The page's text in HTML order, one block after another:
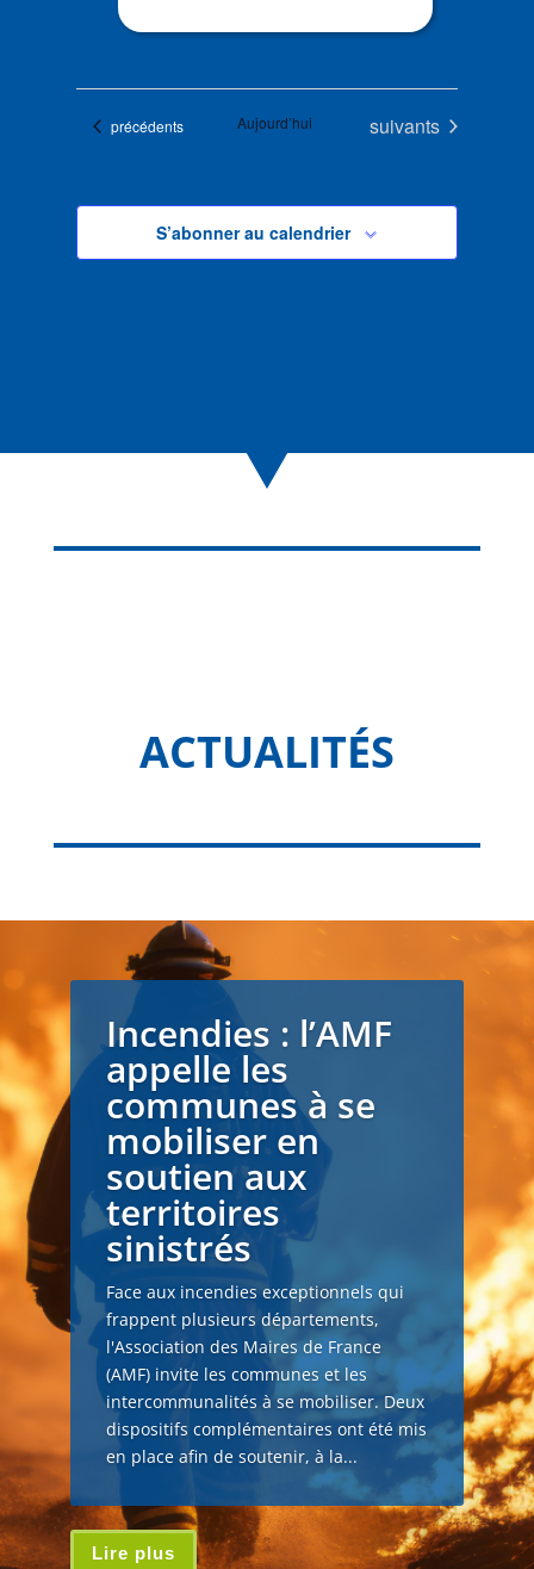
Évènements
précédents Aujourd’hui Évènements
suivants
S’abonner au calendrier
ACTUALITÉS
Incendies : l’AMF
appelle les
communes à se
mobiliser en
soutien aux
territoires
sinistrés
Face aux incendies exceptionnels qui
frappent plusieurs départements,
l'Association des Maires de France
(AMF) invite les communes et les
intercommunalités à se mobiliser. Deux
dispositifs complémentaires ont été mis
en place afin de soutenir, à la...
Lire plus